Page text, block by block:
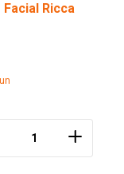
Ricca
＋